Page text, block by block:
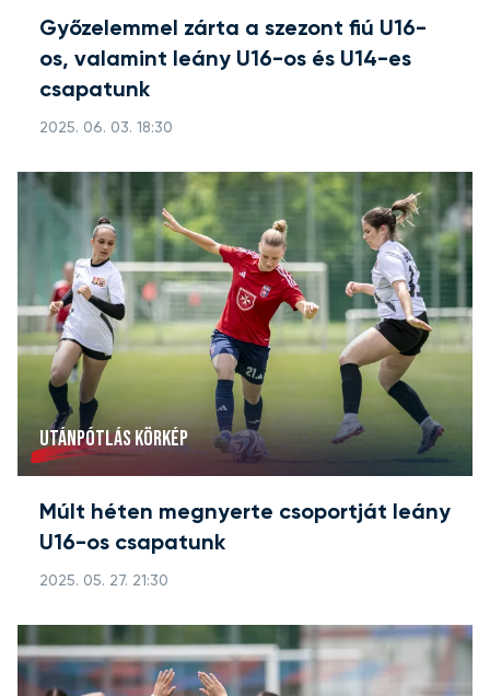
Győzelemmel zárta a szezont fiú U16-
os, valamint leány U16-os és U14-es
csapatunk
2025. 06. 03. 18:30
UTÁNPÓTLÁS KÖRKÉP
Múlt héten megnyerte csoportját leány
U16-os csapatunk
2025. 05. 27. 21:30